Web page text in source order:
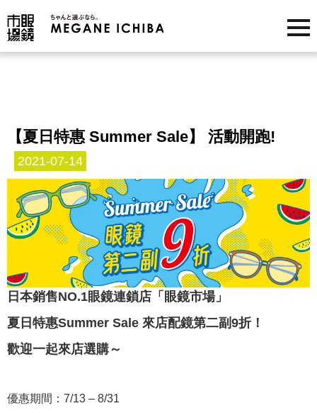
【夏日特惠 Summer Sale】 活動開跑!
2021-07-14
日本銷售NO.1眼鏡連鎖店「眼鏡市場」
夏日特惠Summer Sale 來店配鏡第二副9折！
歡迎一起來店選購～
優惠期間：7/13 – 8/31